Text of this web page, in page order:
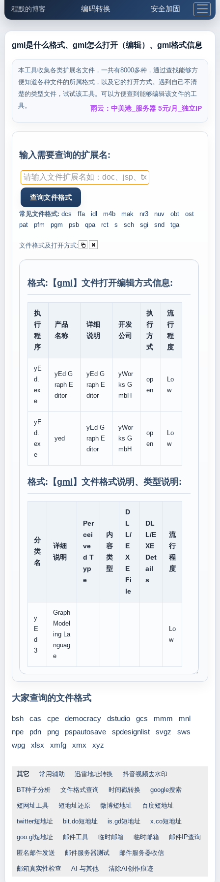
程默的博客 编码转换 安全加固
邮件工具 生活便民 更多工具
5.1支付宝大红包
gml是什么格式、gml怎么打开（编辑）、gml格式信息
本工具收集各类扩展名文件，一共有8000多种，通过查找能够方
便知道各种文件的所属格式，以及它的打开方式。遇到自己不清
楚的类型文件，试试该工具。可以方便查到能够编辑该文件的工
具。
雨云：中美港_服务器 5元/月_独立IP
输入需要查询的扩展名:
常见文件格式: dcs ffa idl m4b mak nr3 nuv obt
ost
pat
pfm pgm psb qpa rct s sch sgi snd tga
文件格式及打开方式:
格式:【gml 】文件打开编辑方式信息:
执
行
程
序
产品
名称
详细
说明
开发
公司
执
行
方
式
流
行
程
度
yE
d.
ex
e
yEd G
raph E
ditor
yEd G
raph E
ditor
yWor
ks G
mbH
op
en
Lo
w
yE
d.
ex
e
yed
yEd G
raph E
ditor
yWor
ks G
mbH
op
en
Lo
w
格式:【gml 】文件格式说明、类型说明:
分
类
名
详细
说明
Per
cei
ve
d T
yp
e
内
容
类
型
D
L
L/
E
X
E
Fi
le
DL
L/E
XE
Det
ail
s
流
行
程
度
y
E
d
3
Graph
Model
ing La
nguag
e
Lo
w
大家查询的文件格式
bsh cas cpe democracy dstudio gcs mmm
mnl
npe
pdn png pspautosave spdesignlist svgz
sws
wpg
xlsx xmfg xmx xyz
其它 常用辅助 迅雷地址转换 抖音视频去水印
BT种子分析 文件格式查询 时间戳转换 google搜索
短网址工具 短地址还原 微博短地址 百度短地址
twitter短地址 bit.do短地址 is.gd短地址 x.co短地址
goo.gl短地址 邮件工具 临时邮箱 临时邮箱 邮件IP查询
匿名邮件发送 邮件服务器测试 邮件服务器收信
邮箱真实性检查 AI 与其他 清除AI创作痕迹